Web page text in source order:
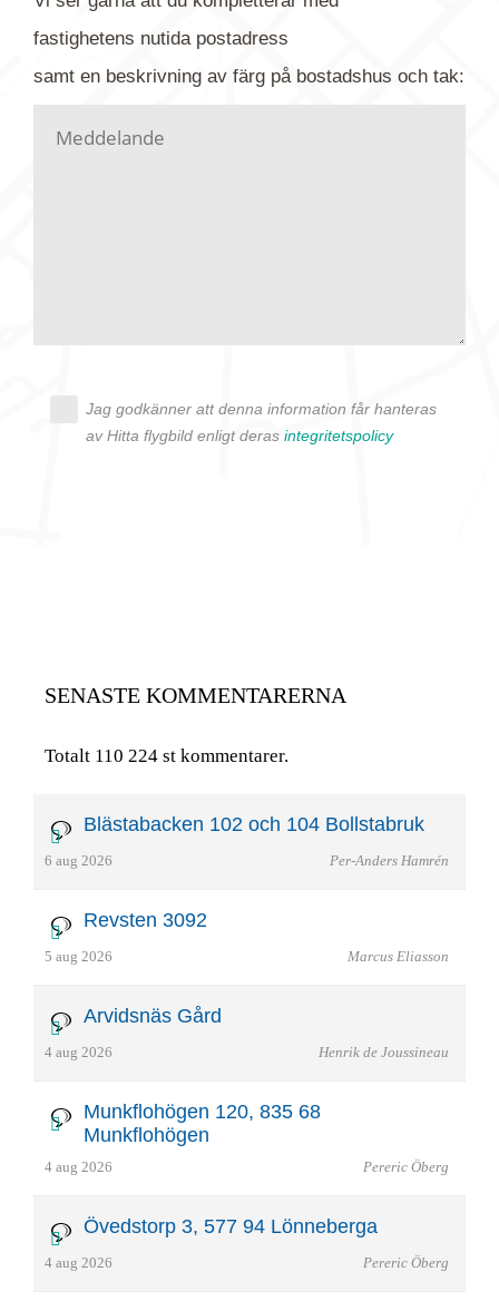
kontaktar dig så fort vi kan, givetvis utan
fastighetens nutidapostadress
samt en beskrivning av färg på bostadshus och tak:
Jag godkänner att denna information får hanteras
av Hitta flygbild enligt deras integritetspolicy
SENASTE KOMMENTARERNA
Totalt 110 224 st kommentarer.
Blästabacken 102 och 104 Bollstabruk
6 aug 2026 Per-Anders Hamrén
Revsten 3092
5 aug 2026 Marcus Eliasson
Arvidsnäs Gård
4 aug 2026 Henrik de Joussineau
Munkflohögen 120, 835 68
Munkflohögen
4 aug 2026 Pereric Öberg
Övedstorp 3, 577 94 Lönneberga
4 aug 2026 Pereric Öberg